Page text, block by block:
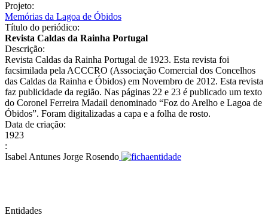
Projeto:
Memórias da Lagoa de Óbidos
Título do periódico:
Revista Caldas da Rainha Portugal
Descrição:
Revista Caldas da Rainha Portugal de 1923. Esta revista foi
facsimilada pela ACCCRO (Associação Comercial dos Concelhos
das Caldas da Rainha e Óbidos) em Novembro de 2012. Esta revista
faz publicidade da região. Nas páginas 22 e 23 é publicado um texto
do Coronel Ferreira Madail denominado “Foz do Arelho e Lagoa de
Óbidos”. Foram digitalizadas a capa e a folha de rosto.
Data de criação:
1923
:
Isabel Antunes Jorge Rosendo
Entidades